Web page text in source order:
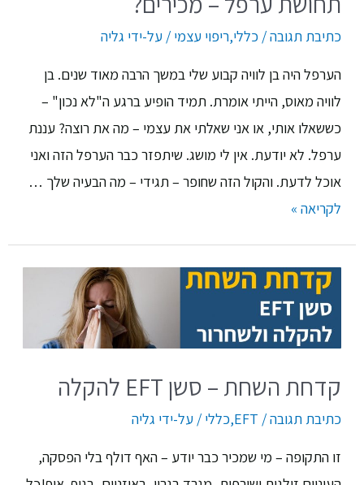
כתיבת תגובה/כללי,ריפוי עצמי / על-ידי גליה
הערפל היה בן לוויה קבוע שלי במשך הרבה מאוד שנים. בן
לוויה מאוס, הייתי אומרת. תמיד הופיע ברגע ה"לא נכון" –
כששאלו אותי, או אני שאלתי את עצמי – מה את רוצה? עננת
ערפל. לא יודעת. אין לי מושג. שיתפזר כבר הערפל הזה ואני
אוכל לדעת. והקול הזה שחופר – תגידי – מה הבעיה שלך …
לקריאה »
קדחת השחת – סשן EFT להקלה
כתיבת תגובה/
EFT
,כללי / על-ידי גליה
זו התקופה – מי שמכיר כבר יודע – האף דולף בלי הפסקה,